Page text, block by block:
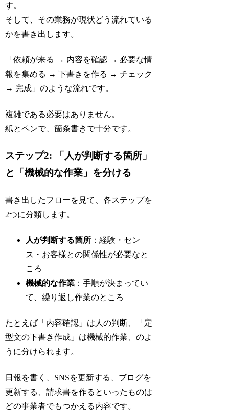
す。
そして、その業務が現状どう流れている
かを書き出します。
「依頼が来る → 内容を確認 → 必要な情
報を集める → 下書きを作る → チェック
→ 完成」のような流れです。
複雑である必要はありません。
紙とペンで、箇条書きで十分です。
ステップ2: 「人が判断する箇所」
と「機械的な作業」を分ける
書き出したフローを見て、各ステップを
2つに分類します。
人が判断する箇所 ：経験・セン
ス・お客様との関係性が必要なと
ころ
機械的な作業 ：手順が決まってい
て、繰り返し作業のところ
たとえば「内容確認」は人の判断、「定
型文の下書き作成」は機械的作業、のよ
うに分けられます。
日報を書く、SNSを更新する、ブログを
更新する、請求書を作るといったものは
どの事業者でもつかえる内容です。